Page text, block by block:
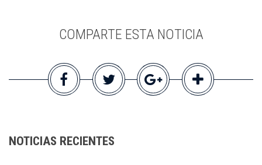
COMPARTE ESTA NOTICIA
NOTICIAS RECIENTES